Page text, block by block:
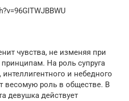
чувства, не изменяя при
На роль супруга
и небедного
весомую роль в обществе. В
девушка действует